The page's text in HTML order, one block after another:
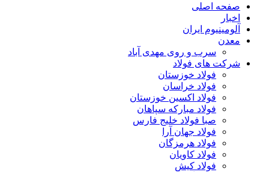
صفحه اصلی
اخبار
آلومینیوم ایران
معدن
سرب و روی مهدی آباد
شرکت های فولاد
فولاد خوزستان
فولاد خراسان
فولاد اکسین خوزستان
فولاد مبارکه سپاهان
صبا فولاد خلیج فارس
فولاد جهان آرا
فولاد هرمزگان
فولاد کاویان
فولاد کیش